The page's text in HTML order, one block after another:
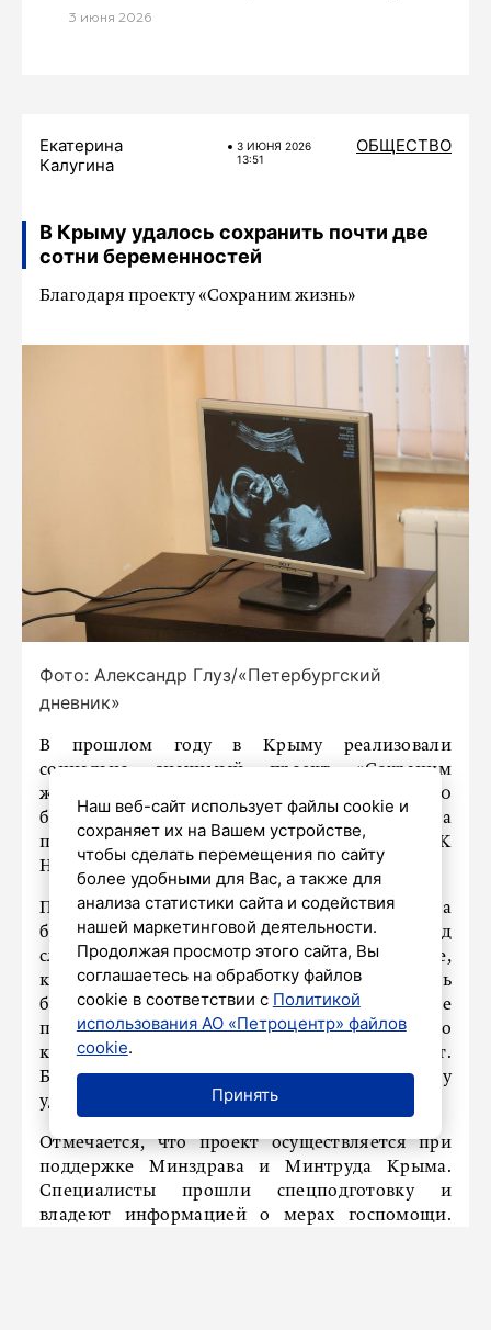
3 июня 2026
Екатерина
Калугина
3 ИЮНЯ 2026
13:51
ОБЩЕСТВО
В Крыму удалось сохранить почти две
сотни беременностей
Благодаря проекту «Сохраним жизнь»
Фото: Александр Глуз/«Петербургский
дневник»
В прошлом году в Крыму реализовали
социально значимый проект «Сохраним
жизнь», который помог сохранить 190
беременностей. Об этом « Крым 24
» рассказала
председатель «Союза женщин России» в РК
Нонна Бахарева.
По ее словам, целью проекта стала поддержка
беременных женщин, оказавшихся перед
сложным выбором. Среди участниц были те,
кто изначально планировал прервать
беременность. «Это те женщины, которые
пришли в кабинет доабортного
консультирования с мыслью сделать аборт.
Благодаря нашим специалистам и проекту
удалось их убедить», – рассказала Бахарева.
Отмечается, что проект осуществляется при
поддержке Минздрава и Минтруда Крыма.
Специалисты прошли спецподготовку и
владеют информацией о мерах госпомощи.
Наш веб-сайт использует файлы cookie и
сохраняет их на Вашем устройстве,
чтобы сделать перемещения по сайту
более удобными для Вас, а также для
анализа статистики сайта и содействия
нашей маркетинговой деятельности.
Продолжая просмотр этого сайта, Вы
соглашаетесь на обработку файлов
cookie в соответствии с Политикой
использования АО «Петроцентр» файлов
cookie.
Принять